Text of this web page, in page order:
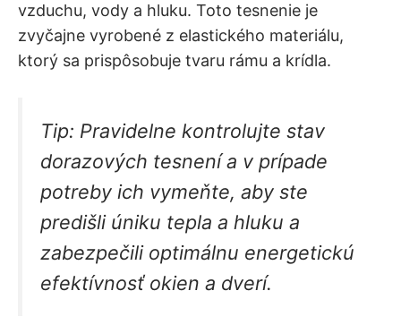
vzduchu, vody a hluku. Toto tesnenie je
zvyčajne vyrobené z elastického materiálu,
ktorý sa prispôsobuje tvaru rámu a krídla.
Tip: Pravidelne kontrolujte stav
dorazových tesnení a v prípade
potreby ich vymeňte, aby ste
predišli úniku tepla a hluku a
zabezpečili optimálnu energetickú
efektívnosť okien a dverí.